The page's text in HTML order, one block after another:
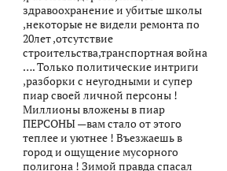
здравоохранение и убитые школы
,некоторые не видели ремонта по
20лет ,отсутствие
строительства,транспортная война
…. Только политические интриги
,разборки с неугодными и супер
пиар своей личной персоны !
Миллионы вложены в пиар
ПЕРСОНЫ —вам стало от этого
теплее и уютнее ! Въезжаешь в
город и ощущение мусорного
полигона ! Зимой правда спасал